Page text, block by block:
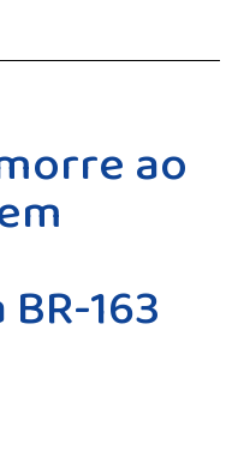
ao
163